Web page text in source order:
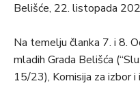
Belišće, 22. listopada
Na temelju članka 7. i 8.
mladih Grada Belišća
15/23), Komisija za izbor i